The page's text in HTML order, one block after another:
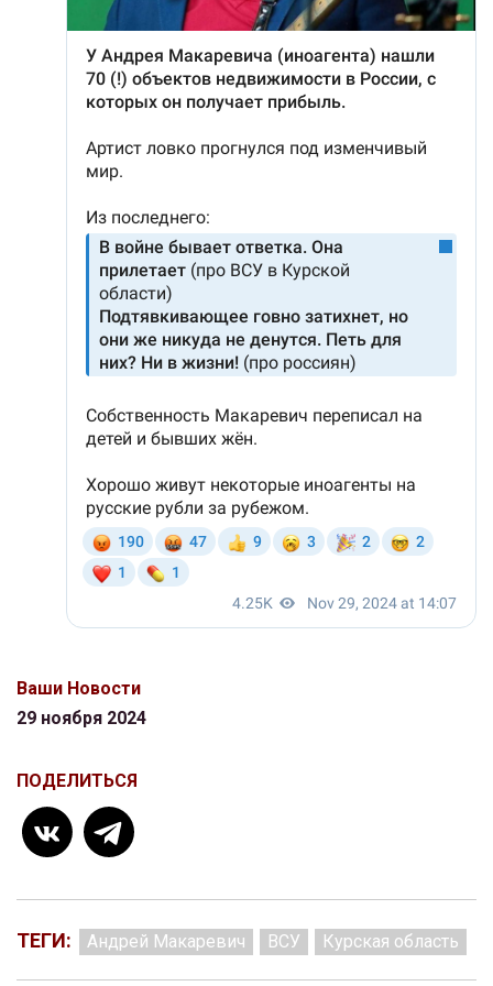
Ваши Новости
29 ноября 2024
ПОДЕЛИТЬСЯ
ТЕГИ: Андрей Макаревич ВСУ Курская область